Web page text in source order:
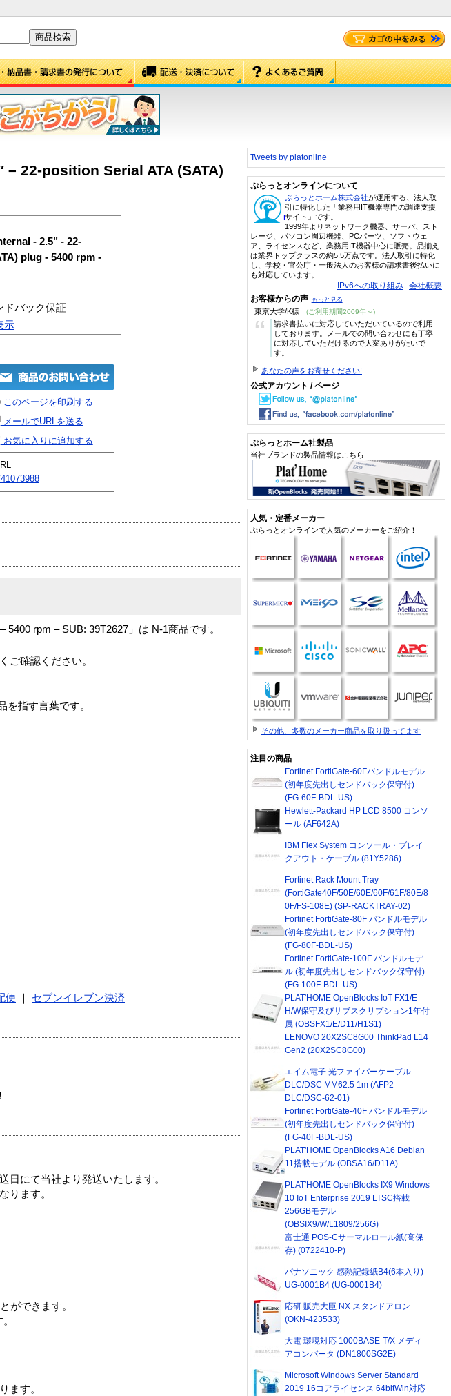
22-position Serial ATA (SATA)
- 2.5" - 22-
plug - 5400 rpm -
ドバック保証
示
このページを印刷する
メールでURLを送る
お気に入りに追加する
5400 rpm – SUB: 39T2627」は N-1商品です。
ご確認ください。
指す言葉です。
便
セブンイレブン決済
日にて当社より発送いたします。
ります。
ができます。
ます。
Tweets by platonline
ぷらっとオンラインについて
ぷらっとホーム株式会社が運用する、法人取
引に特化した「業務用IT機器専門の調達支援
サイト」です。
1999年よりネットワーク機器、サーバ、スト
レージ、パソコン周辺機器、PCパーツ、ソフトウェ
ア、ライセンスなど、業務用IT機器中心に販売。品揃え
は業界トップクラスの約5.5万点です。法人取引に特化
し、学校・官公庁・一般法人のお客様の請求書後払いに
も対応しています。
IPv6への取り組み 会社概要
お客様からの声 もっと見る
東京大学/K様 (ご利用期間2009年～)
“
請求書払いに対応していただいているので利用
しております。メールでの問い合わせにも丁寧
に対応していただけるので大変ありがたいで
す。
あなたの声をお寄せください!
公式アカウント / ページ
ぷらっとホーム社製品
当社ブランドの製品情報はこちら
人気・定番メーカー
ぷらっとオンラインで人気のメーカーをご紹介！
その他、多数のメーカー商品を取り扱ってます
注目の商品
Fortinet FortiGate-60Fバンドルモデル
(初年度先出しセンドバック保守付)
(FG-60F-BDL-US)
Hewlett-Packard HP LCD 8500 コンソ
ール (AF642A)
IBM Flex System コンソール・ブレイ
クアウト・ケーブル (81Y5286)
Fortinet Rack Mount Tray
(FortiGate40F/50E/60E/60F/61F/80E/8
0F/FS-108E) (SP-RACKTRAY-02)
Fortinet FortiGate-80F バンドルモデル
(初年度先出しセンドバック保守付)
(FG-80F-BDL-US)
Fortinet FortiGate-100F バンドルモデ
ル (初年度先出しセンドバック保守付)
(FG-100F-BDL-US)
PLAT'HOME OpenBlocks IoT FX1/E
H/W保守及びサブスクリプション1年付
属 (OBSFX1/E/D11/H1S1)
LENOVO 20X2SC8G00 ThinkPad L14
Gen2 (20X2SC8G00)
エイム電子 光ファイバーケーブル
DLC/DSC MM62.5 1m (AFP2-
DLC/DSC-62-01)
Fortinet FortiGate-40F バンドルモデル
(初年度先出しセンドバック保守付)
(FG-40F-BDL-US)
PLAT'HOME OpenBlocks A16 Debian
11搭載モデル (OBSA16/D11A)
PLAT'HOME OpenBlocks IX9 Windows
10 IoT Enterprise 2019 LTSC搭載
256GBモデル
(OBSIX9/W/L1809/256G)
富士通 POS-Cサーマルロール紙(高保
存) (0722410-P)
パナソニック 感熱記録紙B4(6本入り)
UG-0001B4 (UG-0001B4)
応研 販売大臣 NX スタンドアロン
(OKN-423533)
大電 環境対応 1000BASE-T/X メディ
アコンバータ (DN1800SG2E)
Microsoft Windows Server Standard
2019 16コアライセンス 64bitWin対応